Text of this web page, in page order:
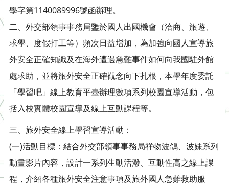
學字第1140089996號函辦理。
二、外交部領事事務局鑒於國人出國機會（洽商、旅遊、
求學、度假打工等）頻次日益增加，為加強向國人宣導旅
外安全正確知識及在海外遭遇急難事件如何向我國駐外館
處求助，並將旅外安全正確觀念向下扎根，本學年度委託
「學習吧」線上教育平臺辦理數項系列校園宣導活動，包
括入校實體校園宣導及線上互動課程等。
三、旅外安全線上學習宣導活動：
(一)活動目標：結合外交部領事事務局祥物波鴿、波妹系列
動畫影片內容，設計一系列生動活潑、互動性高之線上課
程，介紹各種旅外安全注意事項及旅外國人急難救助服